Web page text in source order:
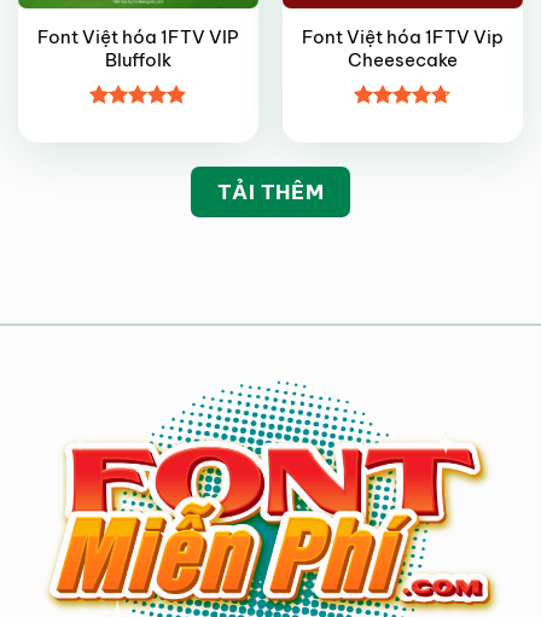
Font Việt hóa 1FTV VIP
Bluffolk
hạng4.95
Font Việt hóa 1FTV Vip
Cheesecake
hạng4.75
TẢI THÊM